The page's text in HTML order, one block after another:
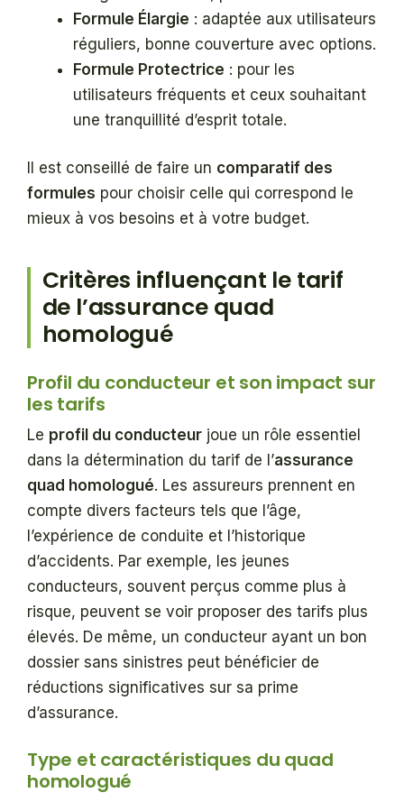
Formule Élargie : adaptée aux utilisateurs
réguliers, bonne couverture avec options.
Formule Protectrice : pour les
utilisateurs fréquents et ceux souhaitant
une tranquillité d’esprit totale.
Il est conseillé de faire un comparatif des
formules pour choisir celle qui correspond le
mieux à vos besoins et à votre budget.
Critères influençant le tarif
de l’assurance quad
homologué
Profil du conducteur et son impact sur
les tarifs
Le profil du conducteur joue un rôle essentiel
dans la détermination du tarif de l’assurance
quad homologué. Les assureurs prennent en
compte divers facteurs tels que l’âge,
l’expérience de conduite et l’historique
d’accidents. Par exemple, les jeunes
conducteurs, souvent perçus comme plus à
risque, peuvent se voir proposer des tarifs plus
élevés. De même, un conducteur ayant un bon
dossier sans sinistres peut bénéficier de
réductions significatives sur sa prime
d’assurance.
Type et caractéristiques du quad
homologué